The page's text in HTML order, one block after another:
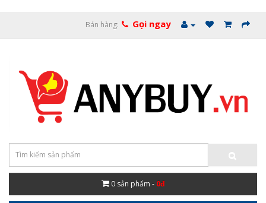
Bán hàng: Gọi ngay
0 sản phẩm - 0đ